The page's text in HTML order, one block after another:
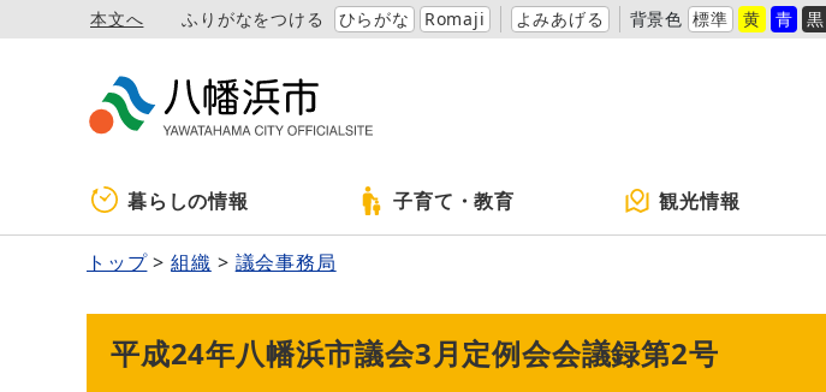
本文へ ふりがなをつける ひらがな Romaji よみあげる 背景色 標準 黄 青 黒
暮らしの情報 子育て・教育 観光情報
トップ 組織 議会事務局
平成24年八幡浜市議会3月定例会会議録第2号